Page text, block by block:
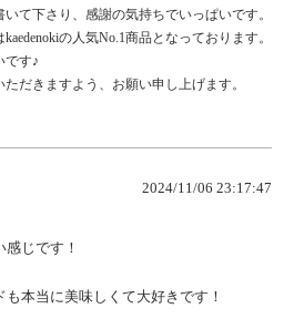
て下さり、感謝の気持ちでいっぱいです。
の人気No.1商品となっております。
です♪
ただきますよう、お願い申し上げます。
2024/11/06 23:17:47
じです！
本当に美味しくて大好きです！